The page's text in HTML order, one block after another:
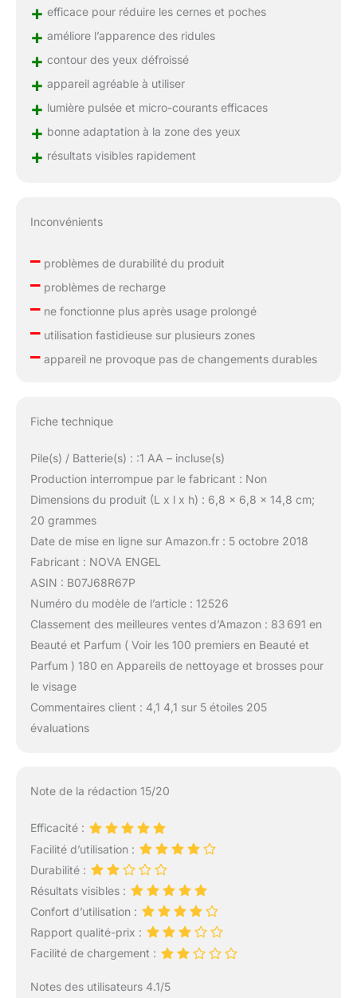
+ efficace pour réduire les cernes et poches
+ améliore l’apparence des ridules
+ contour des yeux défroissé
+ appareil agréable à utiliser
+ lumière pulsée et micro-courants efficaces
+ bonne adaptation à la zone des yeux
+ résultats visibles rapidement
Inconvénients
–problèmes de durabilité du produit
–problèmes de recharge
–ne fonctionne plus après usage prolongé
–utilisation fastidieuse sur plusieurs zones
–appareil ne provoque pas de changements durables
Fiche technique
Pile(s) / Batterie(s) : :1 AA – incluse(s)
Production interrompue par le fabricant : Non
Dimensions du produit (L x l x h) : 6,8 x 6,8 x 14,8 cm;
20 grammes
Date de mise en ligne sur Amazon.fr : 5 octobre 2018
Fabricant : NOVA ENGEL
ASIN : B07J68R67P
Numéro du modèle de l’article : 12526
Classement des meilleures ventes d’Amazon : 83 691 en
Beauté et Parfum ( Voir les 100 premiers en Beauté et
Parfum ) 180 en Appareils de nettoyage et brosses pour
le visage
Commentaires client : 4,1 4,1 sur 5 étoiles 205
évaluations
Note de la rédaction 15/20
Efficacité :
Facilité d’utilisation :
Durabilité :
Résultats visibles :
Confort d’utilisation :
Rapport qualité-prix :
Facilité de chargement :
Notes des utilisateurs 4.1/5